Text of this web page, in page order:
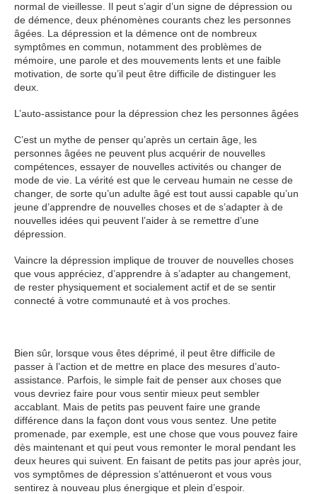
normal de vieillesse. Il peut s’agir d’un signe de dépression ou
de démence, deux phénomènes courants chez les personnes
âgées. La dépression et la démence ont de nombreux
symptômes en commun, notamment des problèmes de
mémoire, une parole et des mouvements lents et une faible
motivation, de sorte qu’il peut être difficile de distinguer les
deux.
L’auto-assistance pour la dépression chez les personnes âgées
C’est un mythe de penser qu’après un certain âge, les
personnes âgées ne peuvent plus acquérir de nouvelles
compétences, essayer de nouvelles activités ou changer de
mode de vie. La vérité est que le cerveau humain ne cesse de
changer, de sorte qu’un adulte âgé est tout aussi capable qu’un
jeune d’apprendre de nouvelles choses et de s’adapter à de
nouvelles idées qui peuvent l’aider à se remettre d’une
dépression.
Vaincre la dépression implique de trouver de nouvelles choses
que vous appréciez, d’apprendre à s’adapter au changement,
de rester physiquement et socialement actif et de se sentir
connecté à votre communauté et à vos proches.
Bien sûr, lorsque vous êtes déprimé, il peut être difficile de
passer à l’action et de mettre en place des mesures d’auto-
assistance. Parfois, le simple fait de penser aux choses que
vous devriez faire pour vous sentir mieux peut sembler
accablant. Mais de petits pas peuvent faire une grande
différence dans la façon dont vous vous sentez. Une petite
promenade, par exemple, est une chose que vous pouvez faire
dès maintenant et qui peut vous remonter le moral pendant les
deux heures qui suivent. En faisant de petits pas jour après jour,
vos symptômes de dépression s’atténueront et vous vous
sentirez à nouveau plus énergique et plein d’espoir.